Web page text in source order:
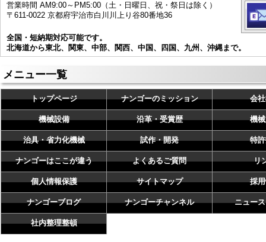
営業時間 AM9:00～PM5:00（土・日曜日、祝・祭日は除く）
〒611-0022 京都府宇治市白川川上り谷80番地36
全国・短納期対応可能です。
北海道から東北、関東、中部、関西、中国、四国、九州、沖縄まで。
メニュー一覧
トップページ ナンゴーのミッション 会
機械設備 沿革・受賞歴 機
治具・省力化機械 試作・開発 特
ナンゴーはここが違う よくあるご質問 リ
個人情報保護 サイトマップ 採
ナンゴーブログ ナンゴーチャンネル ニュー
社内整理整頓